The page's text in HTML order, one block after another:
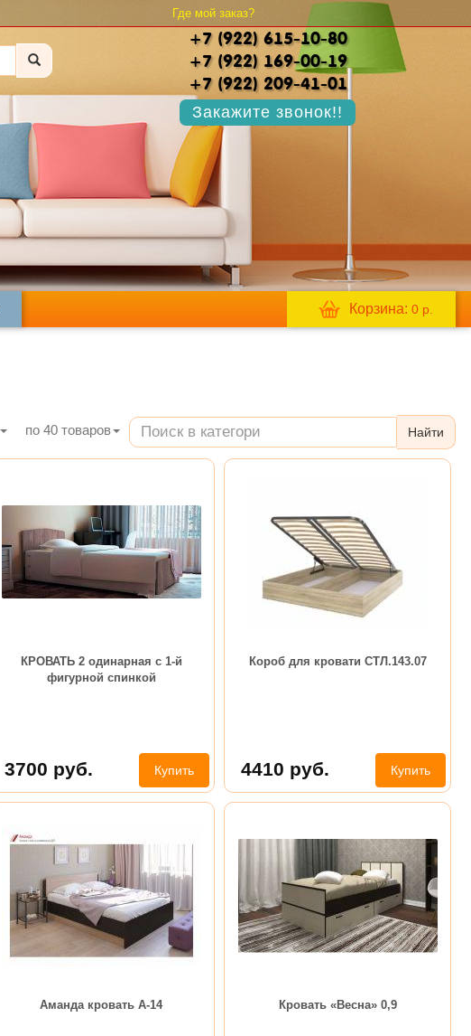
Где мой заказ?
+7 (922) 615-10-80
+7 (922) 169-00-19
+7 (922) 209-41-01
Закажите звонок!!
Корзина: 0 р.
по 40 товаров Найти
КРОВАТЬ 2 одинарная с 1-й
фигурной спинкой
3700 руб. Купить
Короб для кровати СТЛ.143.07
4410 руб. Купить
Аманда кровать А-14 Кровать «Весна» 0,9